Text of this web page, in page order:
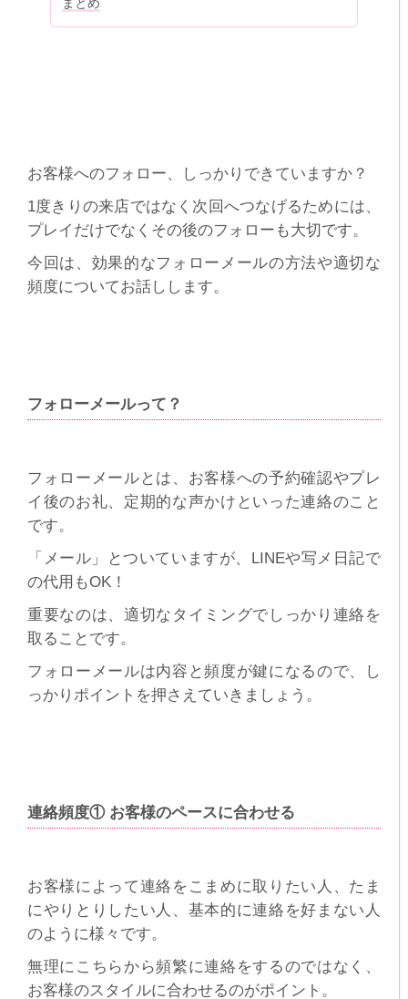
お客様へのフォロー、しっかりできていますか？
1度きりの来店ではなく次回へつなげるためには、
プレイだけでなくその後のフォローも大切です。
今回は、効果的なフォローメールの方法や適切な
頻度についてお話しします。
フォローメールって？
フォローメールとは、お客様への予約確認やプレ
イ後のお礼、定期的な声かけといった連絡のこと
です。
「メール」とついていますが、LINEや写メ日記で
の代用もOK！
重要なのは、適切なタイミングでしっかり連絡を
取ることです。
フォローメールは内容と頻度が鍵になるので、し
っかりポイントを押さえていきましょう。
連絡頻度① お客様のペースに合わせる
お客様によって連絡をこまめに取りたい人、たま
にやりとりしたい人、基本的に連絡を好まない人
のように様々です。
無理にこちらから頻繁に連絡をするのではなく、
お客様のスタイルに合わせるのがポイント。